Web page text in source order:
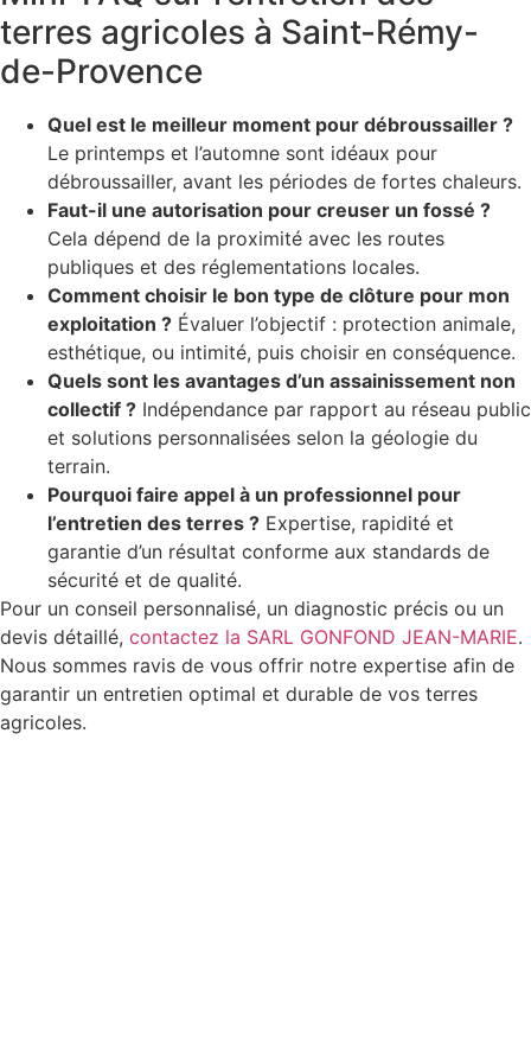
terres agricoles à Saint-Rémy-
de-Provence
Quel est le meilleur moment pour débroussailler ?
Le printemps et l’automne sont idéaux pour
débroussailler, avant les périodes de fortes chaleurs.
Faut-il une autorisation pour creuser un fossé ?
Cela dépend de la proximité avec les routes
publiques et des réglementations locales.
Comment choisir le bon type de clôture pour mon
exploitation ? Évaluer l’objectif : protection animale,
esthétique, ou intimité, puis choisir en conséquence.
Quels sont les avantages d’un assainissement non
collectif ? Indépendance par rapport au réseau public
et solutions personnalisées selon la géologie du
terrain.
Pourquoi faire appel à un professionnel pour
l’entretien des terres ? Expertise, rapidité et
garantie d’un résultat conforme aux standards de
sécurité et de qualité.
Pour un conseil personnalisé, un diagnostic précis ou un
devis détaillé, contactez la SARL GONFOND JEAN-MARIE.
Nous sommes ravis de vous offrir notre expertise afin de
garantir un entretien optimal et durable de vos terres
agricoles.